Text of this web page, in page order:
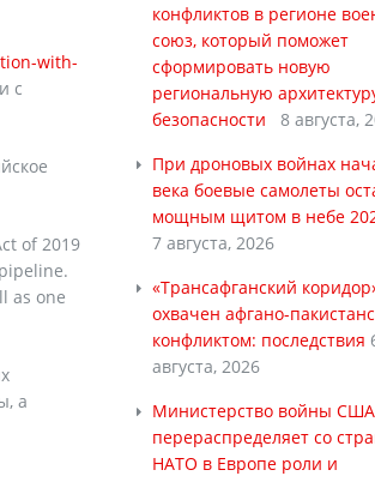
with-
с
of 2019
as one
а
конфликтов в регионе
союз, который поможет
сформировать новую
региональную
безопасности
8 августа,
При дроновых войнах
века боевые самолеты
мощным щитом в небе
7 августа, 2026
«Трансафганский
охвачен афгано-
конфликтом: последствия
августа, 2026
Министерство войны США
перераспределяет со
НАТО в Европе роли и